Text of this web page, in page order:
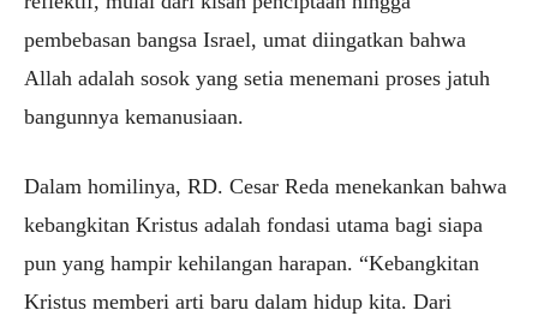
pembebasan bangsa Israel, umat diingatkan bahwa
Allah adalah sosok yang setia menemani proses jatuh
bangunnya kemanusiaan.
Dalam homilinya, RD. Cesar Reda menekankan bahwa
kebangkitan Kristus adalah fondasi utama bagi siapa
pun yang hampir kehilangan harapan. “Kebangkitan
Kristus memberi arti baru dalam hidup kita. Dari